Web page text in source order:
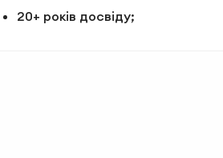
20+ років досвіду;